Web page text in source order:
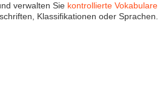
verwalten Sie kontrollierte Vokabulare
Klassifikationen oder Sprachen.